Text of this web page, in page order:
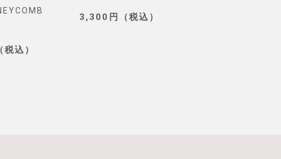
込）
3,300円（税込）